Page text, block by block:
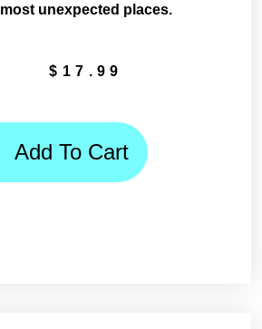
most unexpected places.
$ 17.99
Add To Cart